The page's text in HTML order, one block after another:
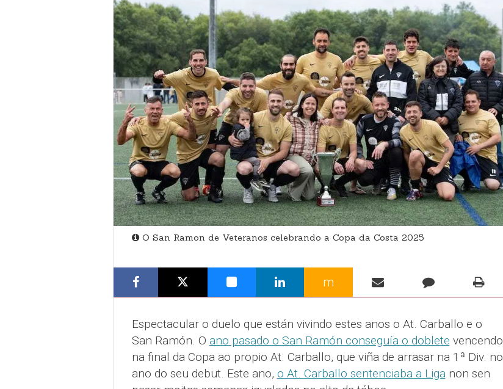
O San Ramon de Veteranos celebrando a Copa da Costa 2025
m
Espectacular o duelo que están vivindo estes anos o At. Carballo e o
San Ramón. O ano pasado o San Ramón conseguía o doblete vencendo
na final da Copa ao propio At. Carballo, que viña de arrasar na 1ª Div. no
ano do seu debut. Este ano, o At. Carballo sentenciaba a Liganon sen